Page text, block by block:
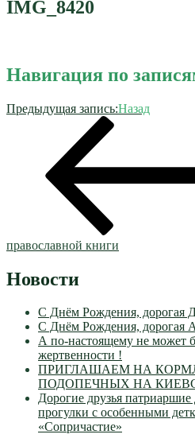
IMG_8420
Навигация по
Предыдущая запись:Назад
православной книги
Новости
С Днём Рождения, дорогая
С Днём Рождения, дорогая
А по-настоящему не может
жертвенности !
ПРИГЛАШАЕМ НА
ПОДОПЕЧНЫХ НА
Дорогие друзья
прогулки с особенными
«Сопричастие»